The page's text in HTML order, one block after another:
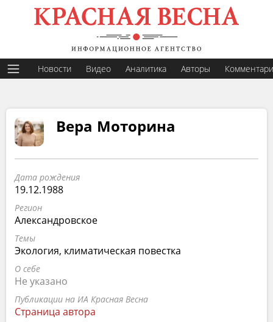
Новости Видео Аналитика Авторы
Вера Моторина
Дата рождения
19.12.1988
Регион
Александровское
Темы
Экология, климатическая повестка
О себе
Не указано
Публикации на ИА Красная Весна
Страница автора